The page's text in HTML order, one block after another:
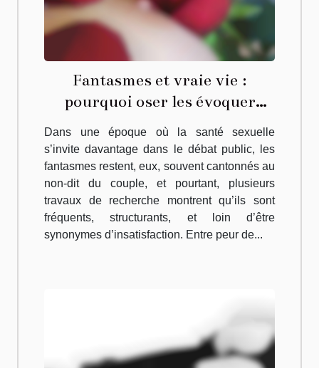
Fantasmes et vraie vie :
pourquoi oser les évoquer
change la donne en couple
Dans une époque où la santé sexuelle
s’invite davantage dans le débat public, les
fantasmes restent, eux, souvent cantonnés au
non-dit du couple, et pourtant, plusieurs
travaux de recherche montrent qu’ils sont
fréquents, structurants, et loin d’être
synonymes d’insatisfaction. Entre peur de...